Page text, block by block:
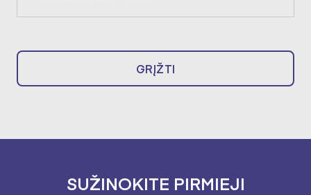
GRĮŽTI
SUŽINOKITE PIRMIEJI